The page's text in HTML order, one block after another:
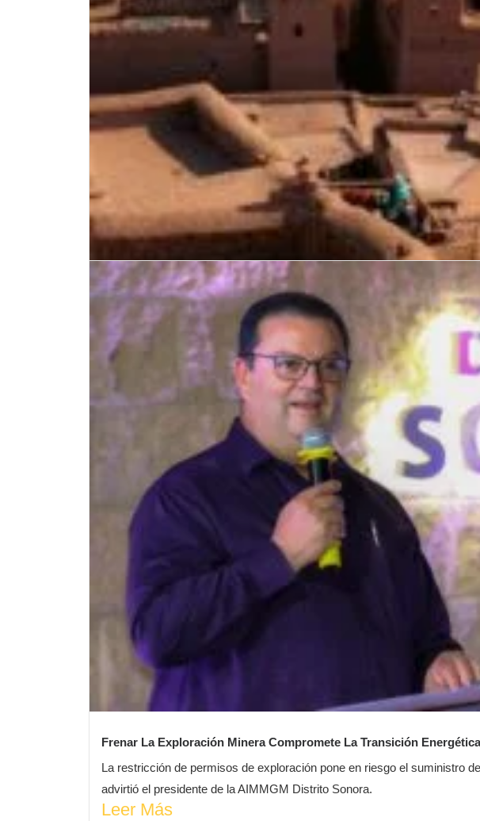
Certificación LEED En Sonora: El Auge De La Construcción Verde
El sector de la construcción sustentable en el estado de Sonora está
impulsada por la necesidad imperativa de optimizar los recursos
solar del planeta. Para ingenieros, arquitectos y desarrolladores
internacionales como la Certificación LEED (Leadership in Energy and
agosto 7, 2026
Frenar La Exploración Minera Compromete La Transición
La restricción de permisos de exploración pone en riesgo el suministro
advirtió el presidente de la AIMMGM Distrito Sonora.
Leer Más